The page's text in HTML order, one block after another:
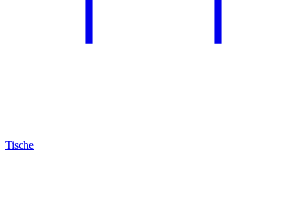
Tische